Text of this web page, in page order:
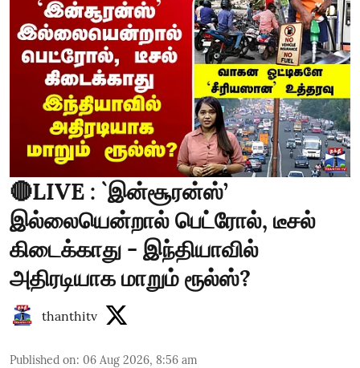
🔴LIVE : `இன்சூரன்ஸ்’
இல்லையென்றால் பெட்ரோல், டீசல்
கிடைக்காது - இந்தியாவில்
அதிரடியாக மாறும் ரூல்ஸ்?
thanthitv
Published on: 06 Aug 2026, 8:56 am